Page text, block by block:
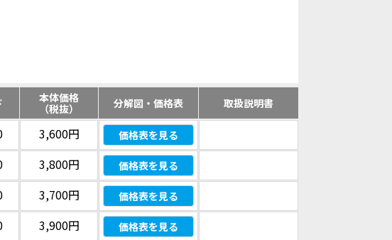
本体価格
（税抜）
分解図・価格表 取扱説明書
3,600円 価格表を見る
3,800円 価格表を見る
3,700円 価格表を見る
3,900円 価格表を見る